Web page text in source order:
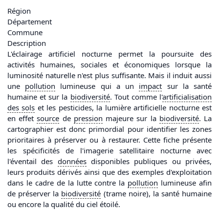
Région
Département
Commune
Description
L'éclairage artificiel nocturne permet la poursuite des
activités humaines, sociales et économiques lorsque la
luminosité naturelle n'est plus suffisante. Mais il induit aussi
une pollution lumineuse qui a un impact sur la santé
humaine et sur la biodiversité. Tout comme l'artificialisation
des sols et les pesticides, la lumière artificielle nocturne est
en effetsource de pression majeure sur la biodiversité. La
cartographier est donc primordial pour identifier les zones
prioritaires à préserver ou à restaurer. Cette fiche présente
les spécificités de l'imagerie satellitaire nocturne avec
l'éventail des donnéesdisponibles publiques ou privées,
leurs produits dérivés ainsi que des exemples d'exploitation
dans le cadre de la lutte contre la pollution lumineuse afin
de préserver la biodiversité (trame noire), la santé humaine
ou encore la qualité du ciel étoilé.